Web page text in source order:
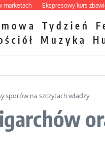
Ekspresowy kurs
Tydzień
Muzyka
sporów na szczytach władzy